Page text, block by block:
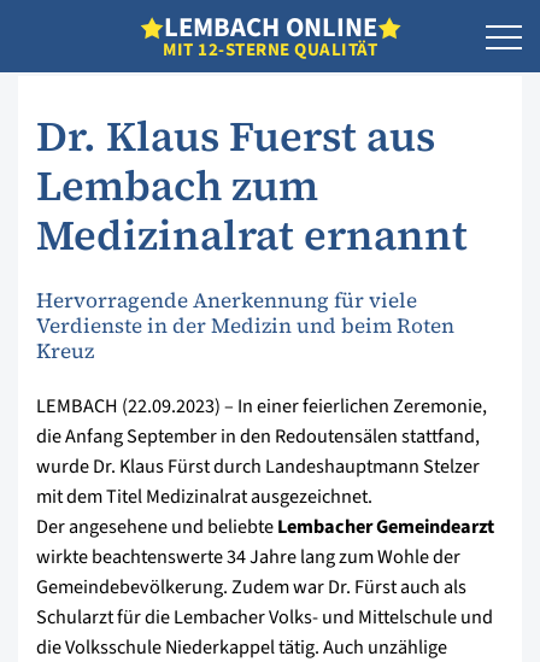
LEMBACH ONLINE
MIT 12-STERNE QUALITÄT
Dr. Klaus Fuerst aus
Lembach zum
Medizinalrat ernannt
Hervorragende Anerkennung für viele
Verdienste in der Medizin und beim Roten
Kreuz
LEMBACH (22.09.2023) – In einer feierlichen Zeremonie,
die Anfang September in den Redoutensälen stattfand,
wurde Dr. Klaus Fürst durch Landeshauptmann Stelzer
mit dem Titel Medizinalrat ausgezeichnet.
Der angesehene und beliebteLembacher Gemeindearzt
wirkte beachtenswerte 34 Jahre lang zum Wohle der
Gemeindebevölkerung. Zudem war Dr. Fürst auch als
Schularzt für die Lembacher Volks- und Mittelschule und
die Volksschule Niederkappel tätig. Auch unzählige